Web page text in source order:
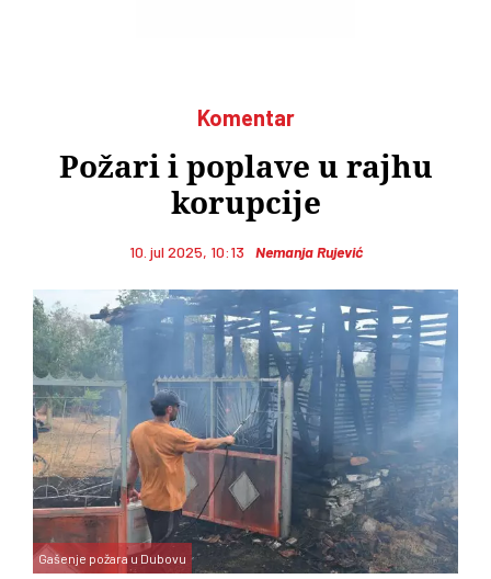
Komentar
Požari i poplave u rajhu
korupcije
10. jul 2025, 10:13 Nemanja Rujević
Gašenje požara u Dubovu